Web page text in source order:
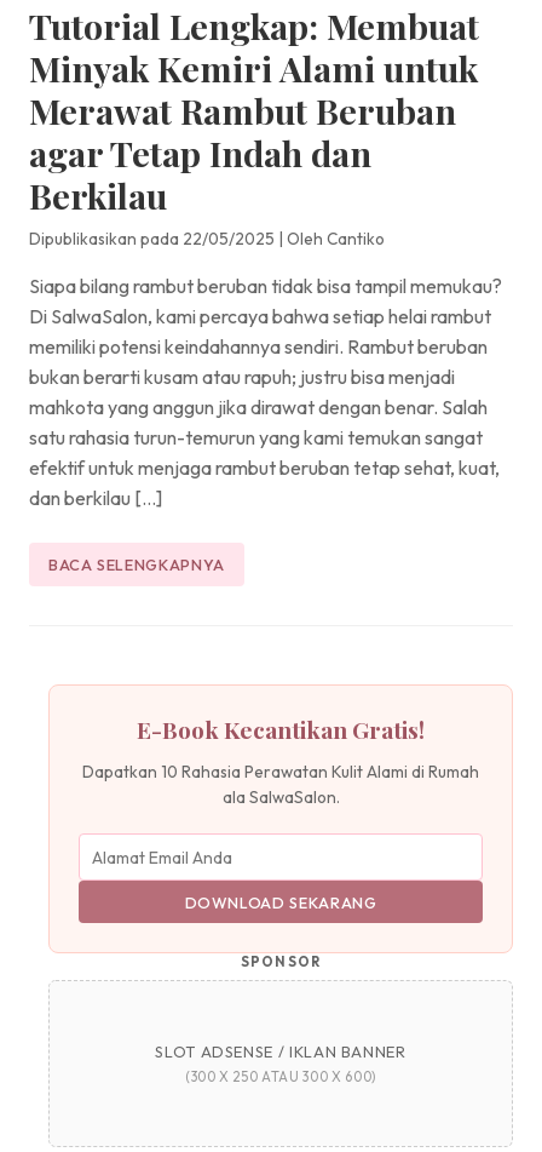
Tutorial Lengkap: Membuat
Minyak Kemiri Alami untuk
Merawat Rambut Beruban
agar Tetap Indah dan
Berkilau
Dipublikasikan pada 22/05/2025 | Oleh Cantiko
Siapa bilang rambut beruban tidak bisa tampil memukau?
Di SalwaSalon, kami percaya bahwa setiap helai rambut
memiliki potensi keindahannya sendiri. Rambut beruban
bukan berarti kusam atau rapuh; justru bisa menjadi
mahkota yang anggun jika dirawat dengan benar. Salah
satu rahasia turun-temurun yang kami temukan sangat
efektif untuk menjaga rambut beruban tetap sehat, kuat,
dan berkilau […]
BACA SELENGKAPNYA
E-Book Kecantikan Gratis!
Dapatkan 10 Rahasia Perawatan Kulit Alami di Rumah
ala SalwaSalon.
DOWNLOAD SEKARANG
SPONSOR
SLOT ADSENSE / IKLAN BANNER
(300 X 250 ATAU 300 X 600)